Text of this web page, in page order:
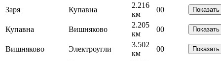
Заря Купавна
2.216
км
00 Показать
Купавна Вишняково
2.205
км
00 Показать
Вишняково Электроугли
3.502
км
00 Показать